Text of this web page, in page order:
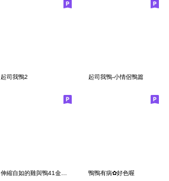
起司我鴨2 起司我鴨-小情侶鴨篇
鴨鴨有病✿好色喔